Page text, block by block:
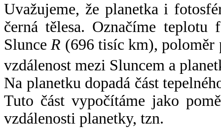
Uvažujeme, že planetka i
černá tělesa. Označíme
SlunceR (696 tisíc km),
vzdálenost mezi Sluncem a
Na planetku dopadá část
Tuto část vypočítáme jako
vzdálenosti planetky, tzn.